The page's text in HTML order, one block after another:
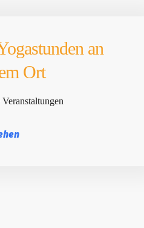
an
Ort